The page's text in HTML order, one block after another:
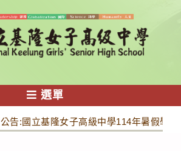
選單
公告:國立基隆女子高級中學114年暑假學